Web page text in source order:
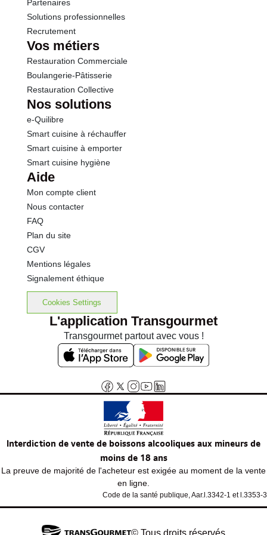
Partenaires
Solutions professionnelles
Recrutement
Vos métiers
Restauration Commerciale
Boulangerie-Pâtisserie
Restauration Collective
Nos solutions
e-Quilibre
Smart cuisine à réchauffer
Smart cuisine à emporter
Smart cuisine hygiène
Aide
Mon compte client
Nous contacter
FAQ
Plan du site
CGV
Mentions légales
Signalement éthique
Cookies Settings
L'application Transgourmet
Transgourmet partout avec vous !
Interdiction de vente de boissons alcooliques aux mineurs de
moins de 18 ans
La preuve de majorité de l'acheteur est exigée au moment de la vente
en ligne.
Code de la santé publique, Aar.l.3342-1 et l.3353-3
© Tous droits réservés